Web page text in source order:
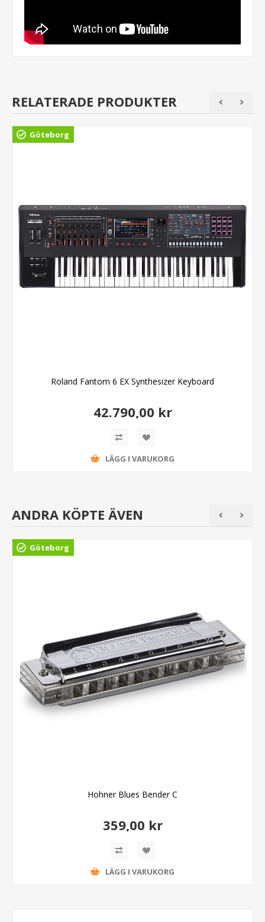
RELATERADE PRODUKTER
Göteborg
Roland Fantom 6 EX Synthesizer Keyboard
42.790,00 kr
LÄGG I VARUKORG
ANDRA KÖPTE ÄVEN
Göteborg
Hohner Blues Bender C
359,00 kr
LÄGG I VARUKORG